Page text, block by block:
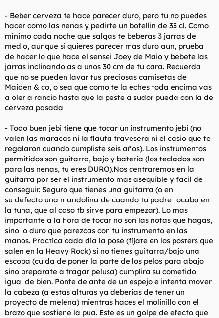
- Beber cerveza te hace parecer duro, pero tu no puedes
hacer como las nenas y pedirte un botellin de 33 cl. Como
mínimo cada noche que salgas te beberas 3 jarras de
medio, aunque si quieres parecer mas duro aun, prueba
de hacer lo que hace el sensei Joey de Maio y bebete las
jarras inclinandolas a unos 30 cm de tu cara. Recuerda
que no se pueden lavar tus preciosas camisetas de
Maiden & co, o sea que como te la eches toda encima vas
a oler a rancio hasta que la peste a sudor pueda con la de
cerveza pasada
- Todo buen jebi tiene que tocar un instrumento jebi (no
valen las maracas ni la flauta travesera ni el casio que te
regalaron cuando cumpliste seis años). Los instrumentos
permitidos son guitarra, bajo y bateria (los teclados son
para las nenas, tu eres DURO).Nos centraremos en la
guitarra por ser el instrumento mas asequible y facil de
conseguir. Seguro que tienes una guitarra (o en
su defecto una mandolina de cuando tu padre tocaba en
la tuna, que al caso tb sirve para empezar). Lo mas
importante a la hora de tocar no son las notas que hagas,
sino lo duro que parezcas con tu instrumento en las
manos. Practica cada dia la pose (fíjate en los posters que
salen en la Heavy Rock) si no tienes guitarra/bajo una
escoba (cuida de poner la parte de los pelos para abajo
sino preparate a tragar pelusa) cumplira su cometido
igual de bien. Ponte delante de un espejo e intenta mover
la cabeza (a estas alturas ya deberias de tener un
proyecto de melena) mientras haces el molinillo con el
brazo que sostiene la pua. Este es un golpe de efecto que